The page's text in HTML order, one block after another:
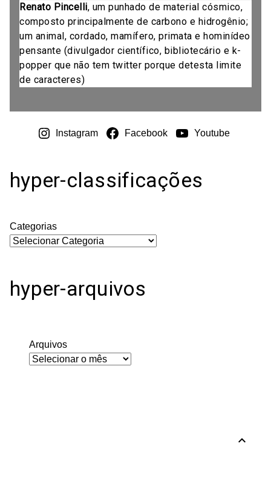
Renato Pincelli, um punhado de material cósmico,
composto principalmente de carbono e hidrogênio;
um animal, cordado, mamífero, primata e hominídeo
pensante (divulgador científico, bibliotecário e k-
popper que não tem twitter porque detesta limite
de caracteres)
Instagram Facebook Youtube
hyper-classificações
Categorias
hyper-arquivos
Arquivos
expand_less